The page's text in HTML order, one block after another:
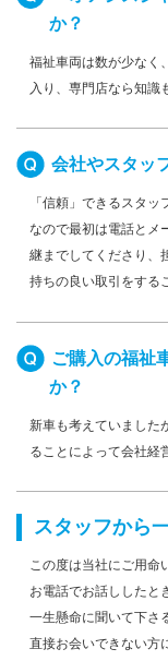
か？
福祉車両は数が少なく
入り、専門店なら知識
会社やスタッ
「信頼」できるスタ
なので最初は電話とメ
継までしてくださり、
持ちの良い取引をする
ご購入の福祉
か？
新車も考えていました
ることによって会社経
スタッフから
この度は当社にご用命
お電話でお話ししたと
一生懸命に聞いて下さ
直接お会いできない方